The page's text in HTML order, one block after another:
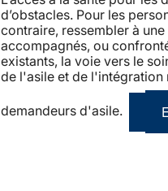
d’obstacles. Pour les
contraire, ressembler à
accompagnés, ou
existants, la voie vers le
de l'asile et de l'intégration
demandeurs d'asile.